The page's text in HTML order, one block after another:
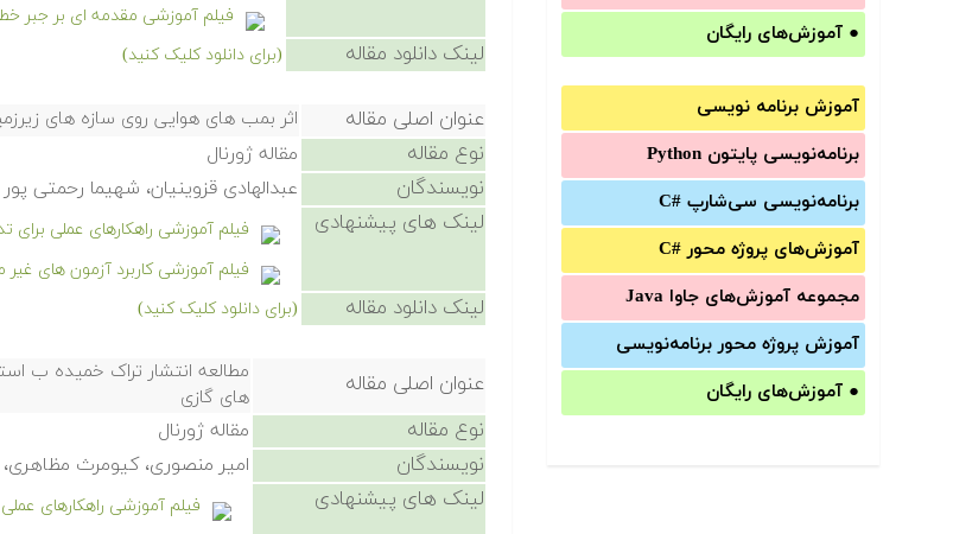
● آموزش‌های رایگان
آموزش برنامه نویسی
برنامه‌نویسی پایتون Python
برنامه‌‌نویسی سی‌شارپ C#‎
آموزش‌های پروژه محور #C
مجموعه آموزش‌های جاوا Java
آموزش‌ پروژه محور برنامه‌نویسی
● آموزش‌های رایگان
فیلم آموزشی مقدمه ای بر جبر
لینک دانلود مقاله (برای دانلود کلیک کنید)
عنوان اصلی مقاله اثر بمب های هوایی روی سازه های
نوع مقاله مقاله ژورنال
نویسندگان عبدالهادی قزوینیان، شهیما رحمتی پور
لینک های پیشنهادی
فیلم آموزشی راهکارهای عملی برای
فیلم آموزشی کاربرد آزمون های
لینک دانلود مقاله (برای دانلود کلیک کنید)
عنوان اصلی مقاله
های گازی
نوع مقاله مقاله ژورنال
نویسندگان امیر منصوری، کیومرث
لینک های پیشنهادی
فیلم آموزشی راهکارهای